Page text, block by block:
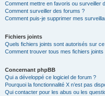
Comment mettre en favoris ou surveiller
Comment surveiller des forums ?
Comment puis-je supprimer mes
Fichiers joints
Quels fichiers joints sont autorisés sur
Comment trouver tous mes fichiers joints
Concernant phpBB
Qui a développé ce logiciel de forum ?
Pourquoi la fonctionnalité X n’est pas
Qui contacter pour les abus ou les